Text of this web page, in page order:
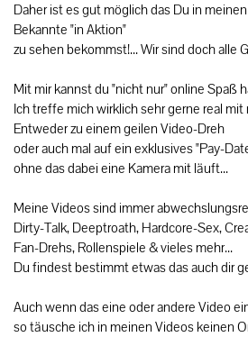
Daher ist es gut möglich das Du in
Bekannte "in Aktion"
zu sehen bekommst!... Wir sind doch alle
Mit mir kannst du "nicht nur" online Spaß
Ich treffe mich wirklich sehr gerne real mit
Entweder zu einem geilen Video-Dreh
oder auch mal auf ein exklusives "Pay-
ohne das dabei eine Kamera mit läuft...
Meine Videos sind immer
Dirty-Talk, Deeptroath, Hardcore-Sex,
Fan-Drehs, Rollenspiele & vieles mehr...
Du findest bestimmt etwas das auch dir
Auch wenn das eine oder andere Video
so täusche ich in meinen Videos keinen